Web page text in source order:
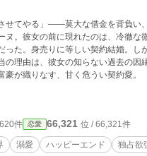
せてやる」——莫大な借金を背負い
ヌ。彼女の前に現れたのは、冷徹な
った。身売りに等しい契約結婚。し
の理由は、彼女の知らない過去の
が織りなす、甘く危うい契約愛。
件 恋愛 66,321 位 / 66,321件
溺愛 ハッピーエンド 独占欲